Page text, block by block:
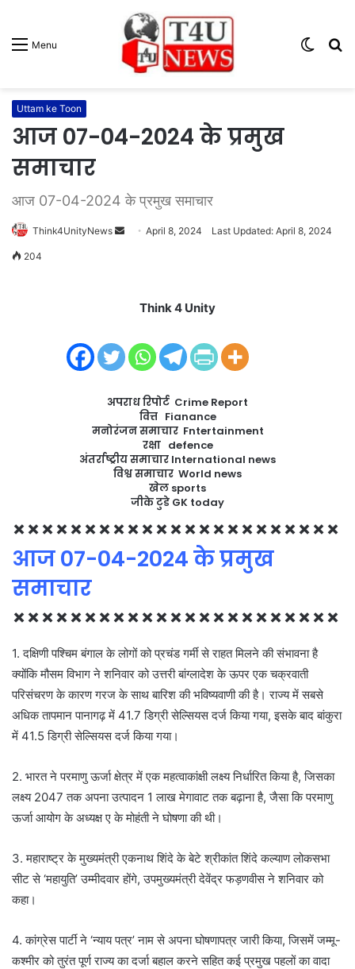
Menu
Switch
Uttam ke Toon
आज 07-04-2024 के प्रमुख
समाचार
आज 07-04-2024 के प्रमुख समाचार
Think4UnityNews
m
i
April 8, 2024 Last Updated: April 8, 2024
204
Think 4 Unity
अपराध रिपोर्ट Crime Report
वित्त Fianance
मनोरंजन समाचार Fntertainment
रक्षा defence
अंतर्राष्ट्रीय समाचार International news
विश्व समाचार World news
खेल sports
जीके टुडे GK today
×××××××××××××××××××××××
आज 07-04-2024 के प्रमुख
समाचार
×××××××××××××××××××××××
1. दक्षिणी पश्चिम बंगाल के लोगों को प्रचंड गर्मी से राहत मिलने की संभावना है
क्योंकि मौसम विभाग ने शनिवार को उत्तरी बांग्लादेश के ऊपर एक चक्रवाती
परिसंचरण के कारण गरज के साथ बारिश की भविष्यवाणी की है। राज्य में सबसे
अधिक तापमान पानागढ़ में 41.7 डिग्री सेल्सियस दर्ज किया गया, इसके बाद बांकुरा
में 41.5 डिग्री सेल्सियस दर्ज किया गया।
2. भारत ने परमाणु ऊर्जा क्षेत्र में एक महत्वाकांक्षी लक्ष्य निर्धारित किया है, जिसका
लक्ष्य 2047 तक अपना उत्पादन 1 लाख मेगावाट तक बढ़ाना है, जैसा कि परमाणु
ऊर्जा आयोग के अध्यक्ष ए के मोहंती ने घोषणा की थी।
3. महाराष्ट्र के मुख्यमंत्री एकनाथ शिंदे के बेटे श्रीकांत शिंदे कल्याण लोकसभा
सीट से ‘महायुति’ उम्मीदवार होंगे, उपमुख्यमंत्री देवेंद्र फड़णवीस ने शनिवार को
कहा।
4. कांग्रेस पार्टी ने ‘न्याय पत्र’ नाम से अपना घोषणापत्र जारी किया, जिसमें जम्मू-
कश्मीर को तुरंत पूर्ण राज्य का दर्जा बहाल करने सहित कई प्रमुख पहलों का वादा